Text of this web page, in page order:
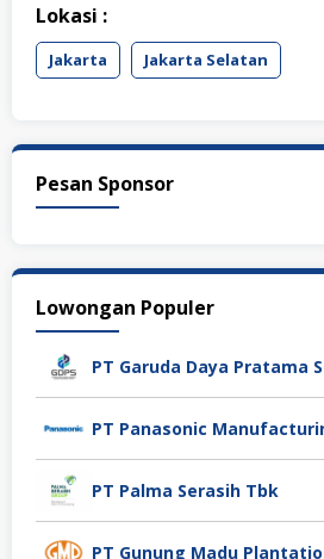
Lokasi :
Jakarta Jakarta Selatan
Pesan Sponsor
Lowongan Populer
PT Garuda Daya Pratama
PT Panasonic
PT Palma Serasih Tbk
PT Gunung Madu